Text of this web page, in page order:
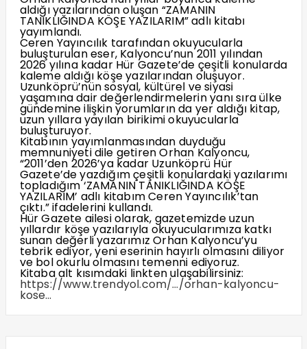
aldığı yazılarından oluşan “ZAMANIN
TANIKLIĞINDA KÖŞE YAZILARIM” adlı kitabı
yayımlandı.
Ceren Yayıncılık tarafından okuyucularla
buluşturulan eser, Kalyoncu’nun 2011 yılından
2026 yılına kadar Hür Gazete’de çeşitli konularda
kaleme aldığı köşe yazılarından oluşuyor.
Uzunköprü’nün sosyal, kültürel ve siyasi
yaşamına dair değerlendirmelerin yanı sıra ülke
gündemine ilişkin yorumların da yer aldığı kitap,
uzun yıllara yayılan birikimi okuyucularla
buluşturuyor.
Kitabının yayımlanmasından duyduğu
memnuniyeti dile getiren Orhan Kalyoncu,
“2011’den 2026’ya kadar Uzunköprü Hür
Gazete’de yazdığım çeşitli konulardaki yazılarımı
topladığım ‘ZAMANIN TANIKLIĞINDA KÖŞE
YAZILARIM’ adlı kitabım Ceren Yayıncılık’tan
çıktı.” ifadelerini kullandı.
Hür Gazete ailesi olarak, gazetemizde uzun
yıllardır köşe yazılarıyla okuyucularımıza katkı
sunan değerli yazarımız Orhan Kalyoncu’yu
tebrik ediyor, yeni eserinin hayırlı olmasını diliyor
ve bol okurlu olmasını temenni ediyoruz.
Kitaba alt kısımdaki linkten ulaşabilirsiniz:
https://www.trendyol.com/…/orhan-kalyoncu-
kose…